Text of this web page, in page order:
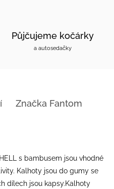
Půjčujeme kočárky
a autosedačky
Značka Fantom
s bambusem jsou vhodné
Kalhoty jsou do gumy se
dílech jsou kapsy.Kalhoty